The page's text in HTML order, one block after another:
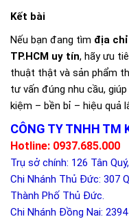
Kết bài
Nếu bạn đang tìm địa
TP.HCM uy tín, hãy ưu
thuật thật và sản phẩm
tư vấn đúng nhu cầu,
kiệm – bền bỉ – hiệu quả
CÔNG TY TNHH TM
Hotline: 0937.685.000
Trụ sở chính: 126 Tân
Chi Nhánh Thủ Đức: 307
Thành Phố Thủ Đức.
Chi Nhánh Đồng Nai: